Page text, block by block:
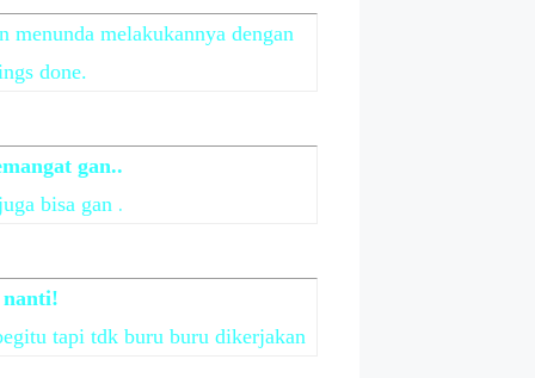
menunda melakukannya dengan
done.
gan..
bisa gan .
nanti!
tapi tdk buru buru dikerjakan